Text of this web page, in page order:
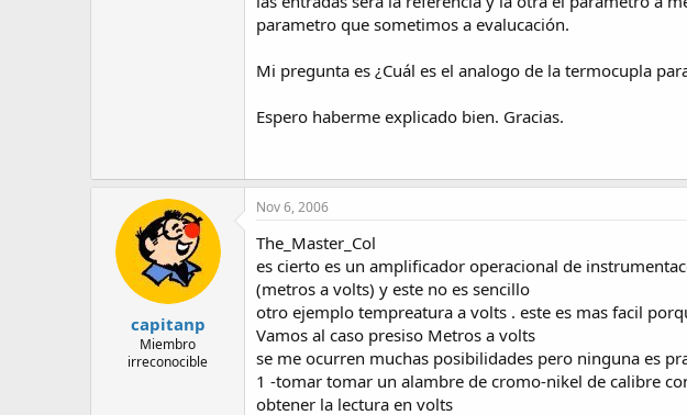
parametro que sometimos a evalucación.
Mi pregunta es ¿Cuál es el analogo de la termocupla
Espero haberme explicado bien. Gracias.
capitanp
Miembro
irreconocible
Nov 6, 2006
The_Master_Col
es cierto es un amplificador operacional de
(metros a volts) y este no es sencillo
otro ejemplo tempreatura a volts . este es mas facil
Vamos al caso presiso Metros a volts
se me ocurren muchas posibilidades pero ninguna es
1 -tomar tomar un alambre de cromo-nikel de calibre
obtener la lectura en volts